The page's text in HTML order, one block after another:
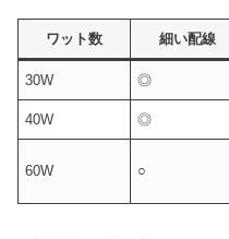
ワット数 細い配線
30W ◎
40W ◎
60W ○